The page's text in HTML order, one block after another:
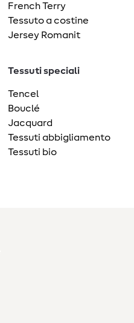
French Terry
Tessuto a costine
Jersey Romanit
Tessuti speciali
Tencel
Bouclé
Jacquard
Tessuti abbigliamento
Tessuti bio